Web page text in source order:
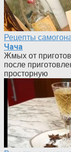
Рецепты
Чача
Жмых от
после
просторную